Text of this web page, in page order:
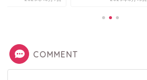
COMMENT